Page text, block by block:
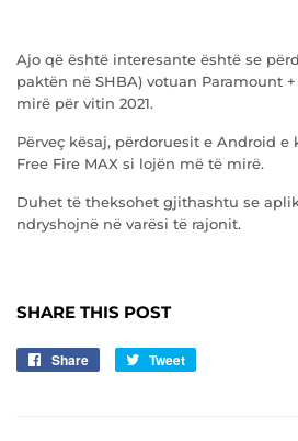
Ajo që është interesante është se
paktën në SHBA) votuan Paramount
mirë për vitin 2021.
Përveç kësaj, përdoruesit e Android e
Free Fire MAX si lojën më të mirë.
Duhet të theksohet gjithashtu se
ndryshojnë në varësi të rajonit.
SHARE THIS POST
Share
Share
Tweet